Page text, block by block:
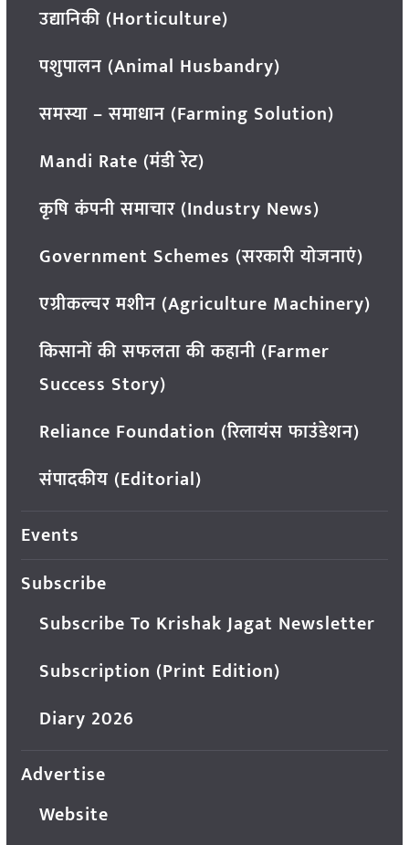
उद्यानिकी (Horticulture)
पशुपालन (Animal Husbandry)
समस्या – समाधान (Farming Solution)
Mandi Rate (मंडी रेट)
कृषि कंपनी समाचार (Industry News)
Government Schemes (सरकारी योजनाएं)
एग्रीकल्चर मशीन (Agriculture Machinery)
किसानों की सफलता की कहानी (Farmer
Success Story)
Reliance Foundation (रिलायंस फाउंडेशन)
संपादकीय (Editorial)
Events
Subscribe
Subscribe To Krishak Jagat Newsletter
Subscription (Print Edition)
Diary 2026
Advertise
Website